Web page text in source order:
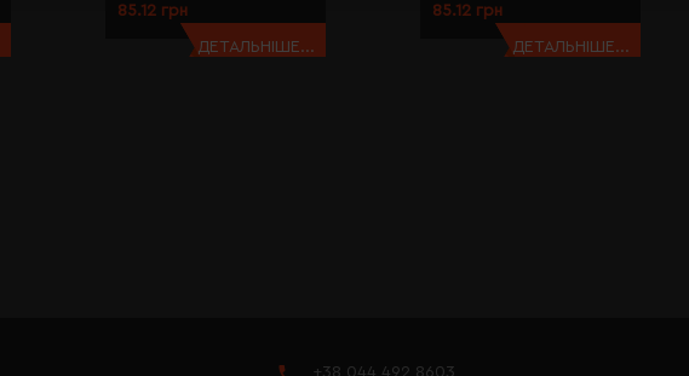
85.12 грн
ДЕТАЛЬНІШЕ...
85.12 грн
ДЕТАЛЬНІШЕ...
+38 044 492 8603